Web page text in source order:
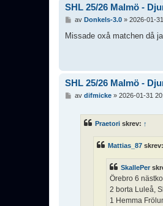
SHL 25/26 Malmö -
l
av Donkels-3.0» 2026-01-
Missade oxå matchen då
SHL 25/26 Malmö -
av difmicke» 2026-01-31
Praetori skrev: ↑
Mattias_87 skrev:
SkallePer
Örebro 6
2 borta Luleå,
1 Hemma